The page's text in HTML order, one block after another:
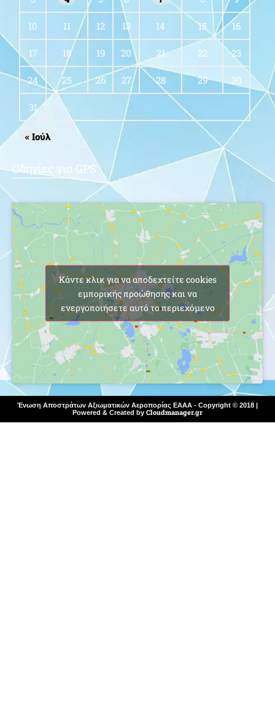
10 11 12 13 14 15 16
17 18 19 20 21 22 23
24 25 26 27 28 29 30
31
« Ιούλ
Οδηγίες για GPS
Κάντε κλικ για να αποδεχτείτε cookies
εμπορικής προώθησης και να
ενεργοποιήσετε αυτό το περιεχόμενο
Ένωση Αποστράτων Αξιωματικών Αεροπορίας ΕΑΑΑ - Copyright © 2018 |
Powered & Created by Cloudmanager.gr